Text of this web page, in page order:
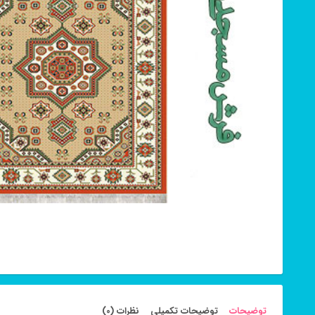
توضیحات توضیحات تکمیلی نظرات (0)